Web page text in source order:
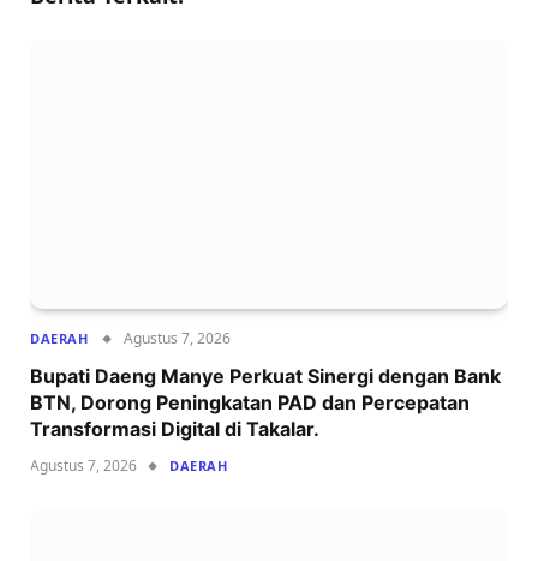
DAERAH Agustus 7, 2026
Bupati Daeng Manye Perkuat Sinergi dengan Bank
BTN, Dorong Peningkatan PAD dan Percepatan
Transformasi Digital di Takalar.
Agustus 7, 2026 DAERAH